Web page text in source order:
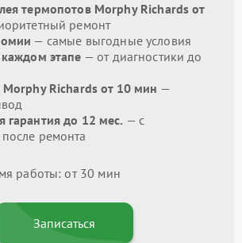
термопотов Morphy Richards от
ремонт
— самые выгодные условия
этапе — от диагностики до
Morphy Richards от 10 мин —
гарантия до 12 мес. — с
ремонта
работы: от 30 мин
Записаться